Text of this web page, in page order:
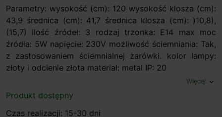
Parametry: wysokość (cm): 120 wysokość klosza (cm):
43,9 średnica (cm): 41,7 średnica klosza (cm): )10,8),
(15,7) ilość źródeł: 3 rodzaj trzonka: E14 max moc
źródła: 5W napięcie: 230V możliwość ściemniania: Tak,
z zastosowaniem ściemnialnej żarówki. kolor lampy:
złoty i odcienie złota materiał: metal IP: 20
Więcej expand_more
Produkt dostępny
Czas realizacji: 15-30 dni